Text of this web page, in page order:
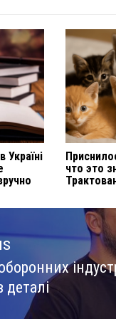
Україні
что это
деталі